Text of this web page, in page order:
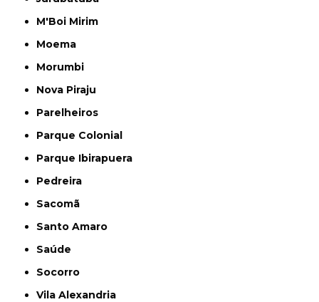
M'Boi Mirim
Moema
Morumbi
Nova Piraju
Parelheiros
Parque Colonial
Parque Ibirapuera
Pedreira
Sacomã
Santo Amaro
Saúde
Socorro
Vila Alexandria